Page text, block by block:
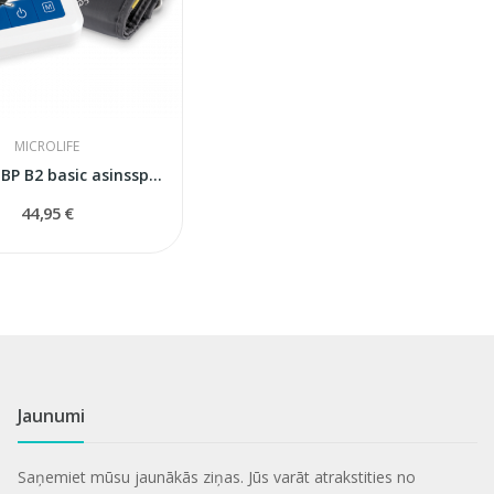
MICROLIFE
Microlife BP B2 basic asinsspiediena mērītājs
44,95 €
Jaunumi
Saņemiet mūsu jaunākās ziņas. Jūs varāt atrakstities no